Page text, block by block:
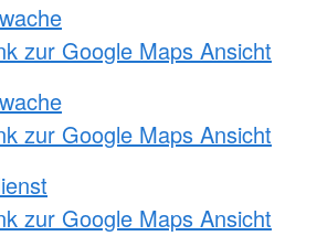
zur Google Maps Ansicht
zur Google Maps Ansicht
zur Google Maps Ansicht